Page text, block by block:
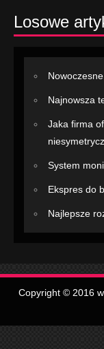
Losowe
Najnowsza
Jaka firma
System
Ekspres do
Najlepsze
Copyright © 2016